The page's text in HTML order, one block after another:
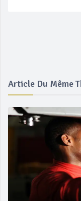
Article Du Même